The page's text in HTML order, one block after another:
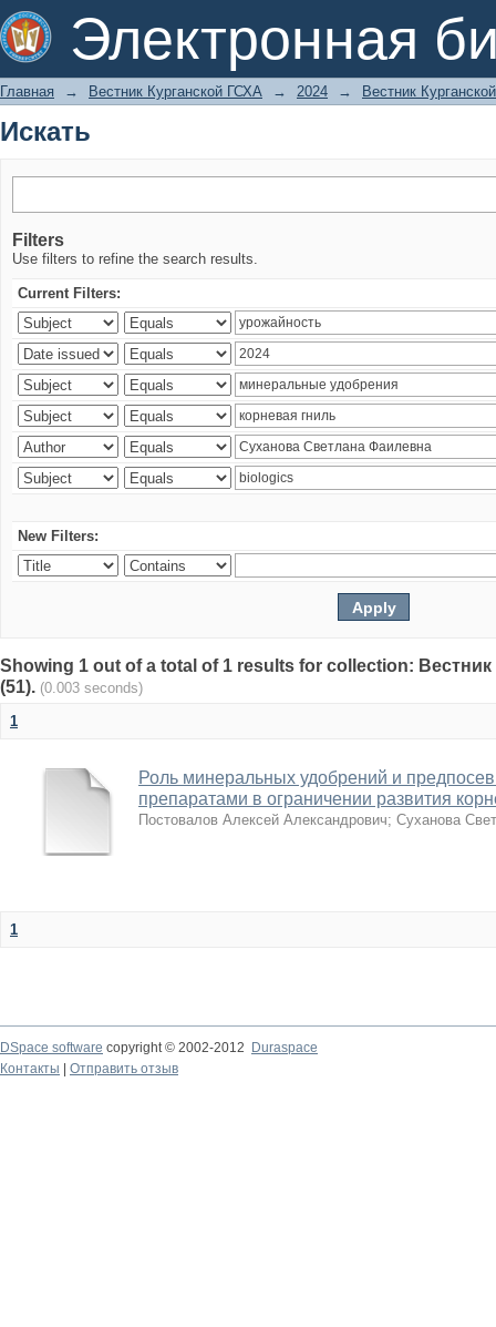
Электронная
Искать
Главная → Вестник Курганской ГСХА → 2024 → Вестник
Искать
Filters
Use filters to refine the search results.
Current Filters:
New Filters:
Showing 1 out of a total of 1 results for collection:
(51). (0.003 seconds)
1
Роль минеральных удобрений и
препаратами в ограничении развития
Постовалов Алексей Александрович; Суханова
1
DSpace software copyright © 2002-2012
Duraspace
Контакты
Отправить отзыв